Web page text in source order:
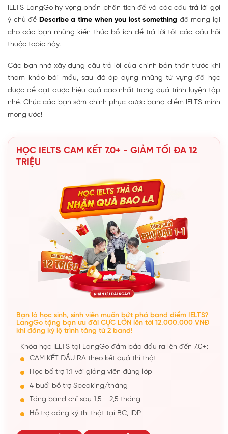
IELTS LangGo hy vọng phần phân tích đề và các câu trả lời gợi
ý chủ đề Describe a time when you lost something đã mang lại
cho các bạn những kiến thức bổ ích để trả lời tốt các câu hỏi
thuộc topic này.
Các bạn nhớ xây dựng câu trả lời của chính bản thân trước khi
tham khảo bài mẫu, sau đó áp dụng những từ vựng đã học
được để đạt được hiệu quả cao nhất trong quá trình luyện tập
nhé. Chúc các bạn sớm chinh phục được band điểm IELTS mình
mong ước!
HỌC IELTS CAM KẾT 7.0+ - GIẢM TỐI ĐA 12
TRIỆU
Bạn là học sinh, sinh viên muốn bứt phá band điểm IELTS?
LangGo tặng bạn ưu đãi CỰC LỚN lên tới 12.000.000 VNĐ
khi đăng ký lộ trình tăng từ 2 band!
Khóa học IELTS tại LangGo đảm bảo đầu ra lên đến 7.0+:
CAM KẾT ĐẦU RA theo kết quả thi thật
Học bổ trợ 1:1 với giảng viên đứng lớp
4 buổi bổ trợ Speaking/tháng
Tăng band chỉ sau 1,5 - 2,5 tháng
Hỗ trợ đăng ký thi thật tại BC, IDP